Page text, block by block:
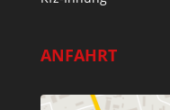
ANFAHRT